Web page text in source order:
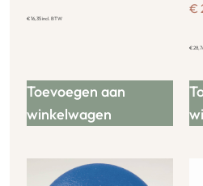
€16,35incl. BTW
Toevoegen aan
winkelwagen
€
€